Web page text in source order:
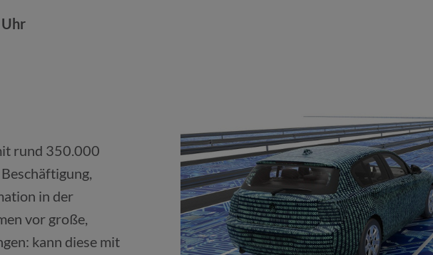
Uhr
rund 350.000
in der
vor große,
kann diese mit